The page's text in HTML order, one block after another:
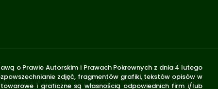
o Prawie Autorskim i Prawach Pokrewnych z dnia 4 lutego
zdjęć, fragmentów grafiki, tekstów opisów w
i graficzne są własnością odpowiednich firm i/lub